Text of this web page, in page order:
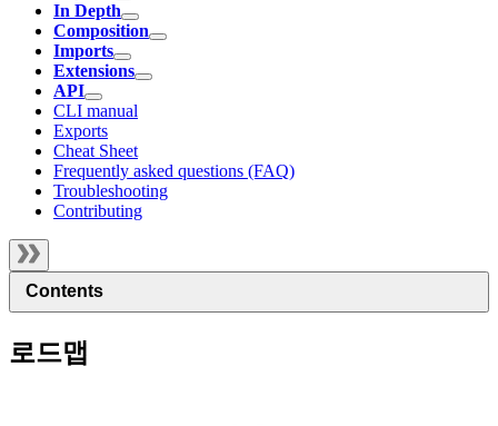
In Depth
Composition
Imports
Extensions
API
CLI manual
Exports
Cheat Sheet
Frequently asked questions (FAQ)
Troubleshooting
Contributing
Contents
로드맵